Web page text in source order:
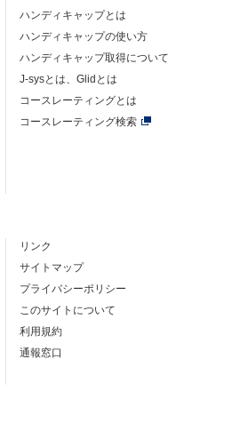
ハンディキャップとは
ハンディキャップの使い方
ハンディキャップ取得について
J-sysとは、Glidとは
コースレーティングとは
コースレーティング検索
リンク
サイトマップ
プライバシーポリシー
このサイトについて
利用規約
通報窓口